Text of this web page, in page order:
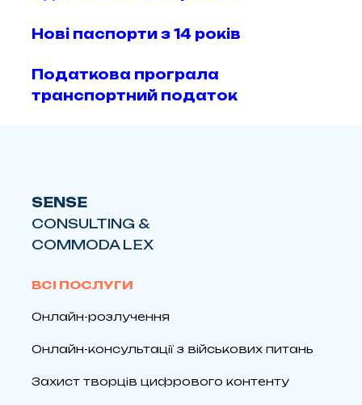
Нові паспорти з 14 років
Податкова програла
транспортний податок
SENSE
CONSULTING &
COMMODA LEX
ВСІ ПОСЛУГИ
Онлайн-розлучення
Онлайн-консультації з військових питань
Захист творців цифрового контенту